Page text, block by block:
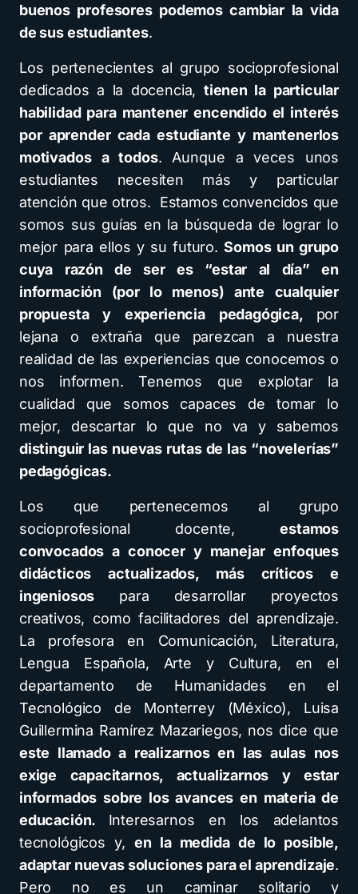
buenos profesores podemos cambiar la vida
de sus estudiantes.
Los pertenecientes al grupo socioprofesional
dedicados a la docencia, tienen la particular
habilidad para mantener encendido el interés
por aprender cada estudiante y mantenerlos
motivados a todos. Aunque a veces unos
estudiantes necesiten más y particular
atención que otros. Estamos convencidos que
somos sus guías en la búsqueda de lograr lo
mejor para ellos y su futuro.Somos un grupo
cuya razón de ser es “estar al día” en
información (por lo menos) ante cualquier
propuesta y experiencia pedagógica, por
lejana o extraña que parezcan a nuestra
realidad de las experiencias que conocemos o
nos informen. Tenemos que explotar la
cualidad que somos capaces de tomar lo
mejor, descartar lo que no va y sabemos
distinguir las nuevas rutas de las “novelerías”
pedagógicas.
Los que pertenecemos al grupo
socioprofesional docente,estamos
convocados a conocer y manejar enfoques
didácticos actualizados, más críticos e
ingeniosos para desarrollar proyectos
creativos, como facilitadores del aprendizaje.
La profesora en Comunicación, Literatura,
Lengua Española, Arte y Cultura, en el
departamento de Humanidades en el
Tecnológico de Monterrey (México), Luisa
Guillermina Ramírez Mazariegos, nos dice que
este llamado a realizarnos en las aulas nos
exige capacitarnos, actualizarnos y estar
informados sobre los avances en materia de
educación. Interesarnos en los adelantos
tecnológicos y, en la medida de lo posible,
adaptar nuevas soluciones para el aprendizaje.
Pero no es un caminar solitario y